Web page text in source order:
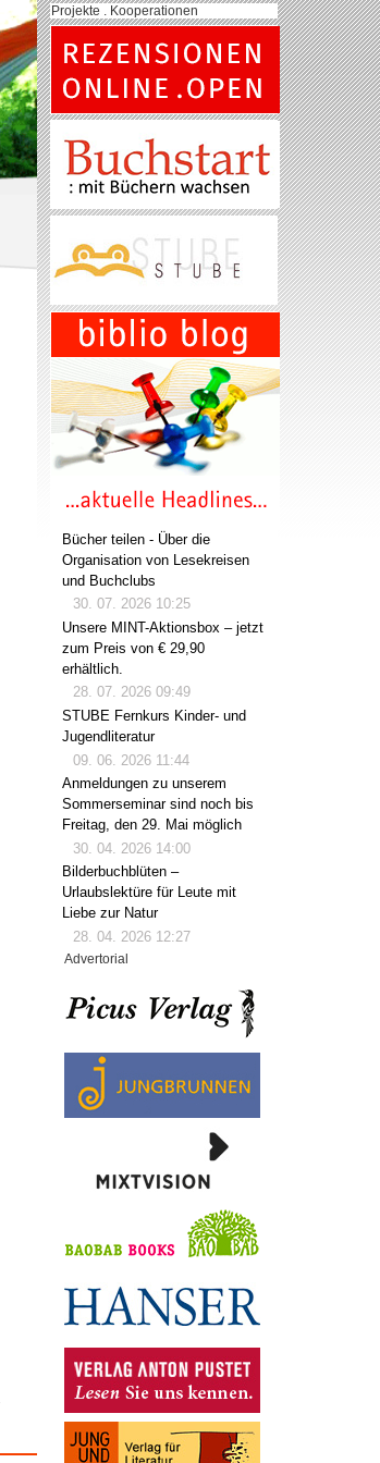
Projekte . Kooperationen
Bücher teilen - Über die
Organisation von Lesekreisen
und Buchclubs
30. 07. 2026 10:25
Unsere MINT-Aktionsbox – jetzt
zum Preis von € 29,90
erhältlich.
28. 07. 2026 09:49
STUBE Fernkurs Kinder- und
Jugendliteratur
09. 06. 2026 11:44
Anmeldungen zu unserem
Sommerseminar sind noch bis
Freitag, den 29. Mai möglich
30. 04. 2026 14:00
Bilderbuchblüten –
Urlaubslektüre für Leute mit
Liebe zur Natur
28. 04. 2026 12:27
Advertorial